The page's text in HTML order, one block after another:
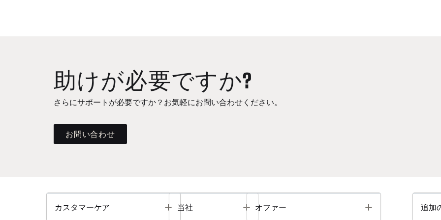
助けが必要ですか?
さらにサポートが必要ですか？お気軽にお問い合わせください。
お問い合わせ
カスタマーケア Toggle
当社 Toggle
オファー Toggle 追加